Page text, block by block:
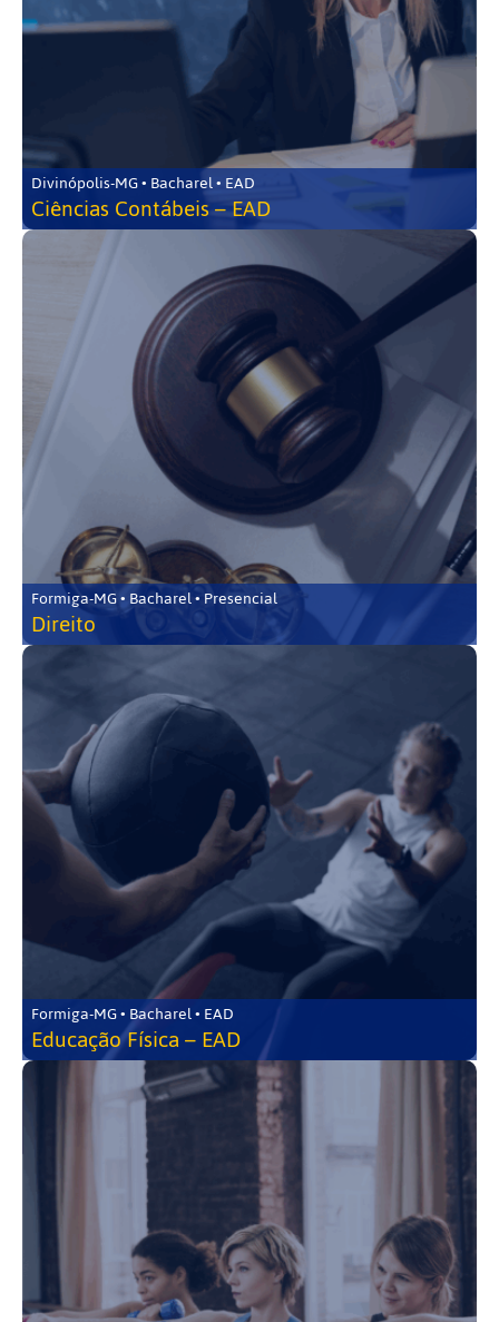
Divinópolis-MG • Bacharel • EAD
Ciências Contábeis – EAD
Formiga-MG • Bacharel • Presencial
Direito
Formiga-MG • Bacharel • EAD
Educação Física – EAD